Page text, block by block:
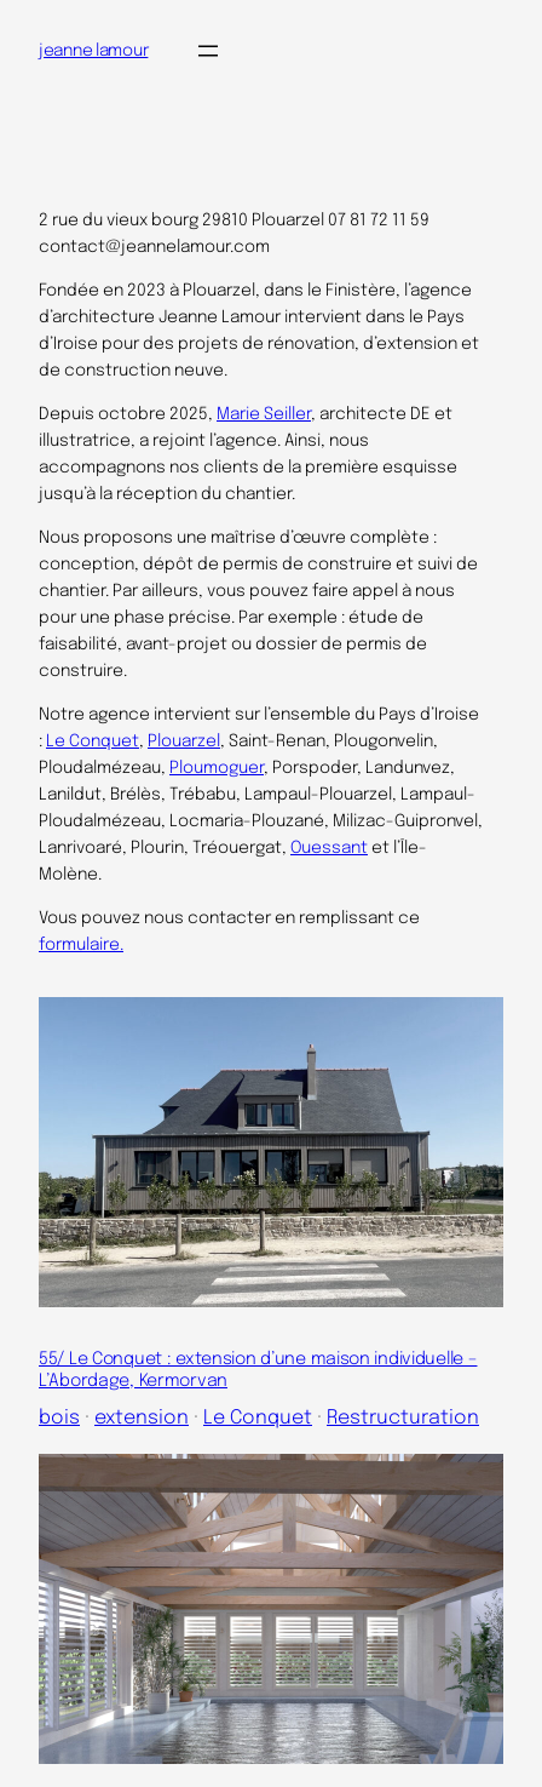
jeanne lamour
2 rue du vieux bourg 29810 Plouarzel 07 81 72 11 59
contact@jeannelamour.com
Fondée en 2023 à Plouarzel, dans le Finistère, l’agence
d’architecture Jeanne Lamour intervient dans le Pays
d’Iroise pour des projets de rénovation, d’extension et
de construction neuve.
Depuis octobre 2025, Marie Seiller, architecte DE et
illustratrice, a rejoint l’agence. Ainsi, nous
accompagnons nos clients de la première esquisse
jusqu’à la réception du chantier.
Nous proposons une maîtrise d’œuvre complète :
conception, dépôt de permis de construire et suivi de
chantier. Par ailleurs, vous pouvez faire appel à nous
pour une phase précise. Par exemple : étude de
faisabilité, avant-projet ou dossier de permis de
construire.
Notre agence intervient sur l’ensemble du Pays d’Iroise
: Le Conquet, Plouarzel , Saint-Renan, Plougonvelin,
Ploudalmézeau, Ploumoguer, Porspoder, Landunvez,
Lanildut, Brélès, Trébabu, Lampaul-Plouarzel, Lampaul-
Ploudalmézeau, Locmaria-Plouzané, Milizac-Guipronvel,
Lanrivoaré, Plourin, Tréouergat, Ouessant et l’Île-
Molène.
Vous pouvez nous contacter en remplissant ce
formulaire.
55/ Le Conquet : extension d’une maison individuelle –
L’Abordage, Kermorvan
bois · extension · Le Conquet · Restructuration